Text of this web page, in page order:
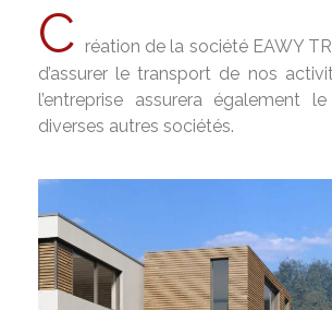
C réation de la société EAWY
d’assurer le transport de nos
l’entreprise assurera également
diverses autres sociétés.